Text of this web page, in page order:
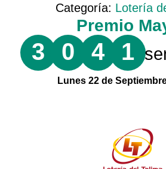
Categoría: Lotería
Premio
3 0 4 1
Lunes 22 de